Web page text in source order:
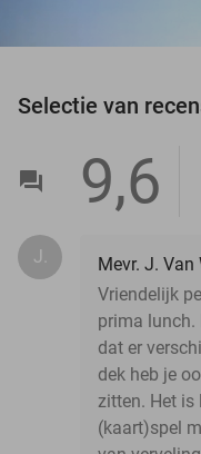
Selectie van
9,6
J.
Mevr. J. Van
Vriendelijk
prima lunch.
dat er
dek heb je
zitten. Het is
(kaart)spel